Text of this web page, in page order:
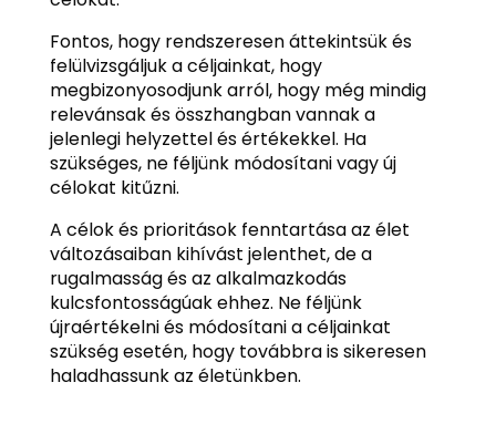
Fontos, hogy rendszeresen áttekintsük és
felülvizsgáljuk a céljainkat, hogy
megbizonyosodjunk arról, hogy még mindig
relevánsak és összhangban vannak a
jelenlegi helyzettel és értékekkel. Ha
szükséges, ne féljünk módosítani vagy új
célokat kitűzni.
A célok és prioritások fenntartása az élet
változásaiban kihívást jelenthet, de a
rugalmasság és az alkalmazkodás
kulcsfontosságúak ehhez. Ne féljünk
újraértékelni és módosítani a céljainkat
szükség esetén, hogy továbbra is sikeresen
haladhassunk az életünkben.